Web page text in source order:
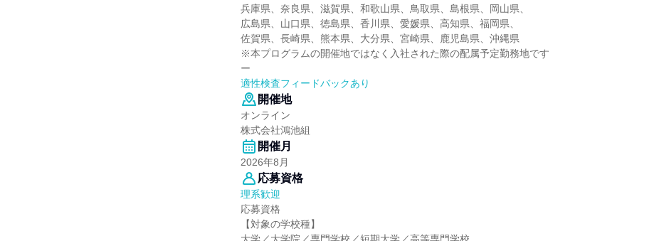
兵庫県、奈良県、滋賀県、和歌山県、鳥取県、島根県、岡山県、
広島県、山口県、徳島県、香川県、愛媛県、高知県、福岡県、
佐賀県、長崎県、熊本県、大分県、宮崎県、鹿児島県、沖縄県
※本プログラムの開催地ではなく入社された際の配属予定勤務地です
ー
適性検査フィードバックあり
開催地
オンライン
株式会社鴻池組
開催月
2026年8月
応募資格
理系歓迎
応募資格
【対象の学校種】